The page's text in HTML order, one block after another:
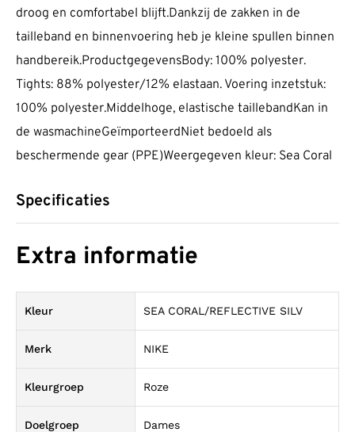
droog en comfortabel blijft.Dankzij de zakken in de
tailleband en binnenvoering heb je kleine spullen binnen
handbereik.ProductgegevensBody: 100% polyester.
Tights: 88% polyester/12% elastaan. Voering inzetstuk:
100% polyester.Middelhoge, elastische taillebandKan in
de wasmachineGeïmporteerdNiet bedoeld als
beschermende gear (PPE)Weergegeven kleur: Sea Coral
Specificaties
Extra informatie
Kleur SEA CORAL/REFLECTIVE SILV
Merk NIKE
Kleurgroep Roze
Doelgroep Dames